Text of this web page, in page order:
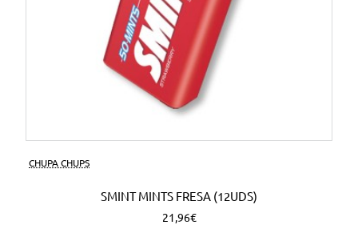
CHUPA CHUPS
SMINT MINTS FRESA (12UDS)
21,96€